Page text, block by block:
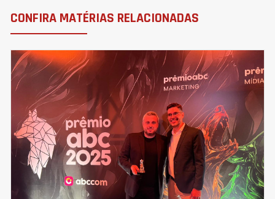
CONFIRA MATÉRIAS RELACIONADAS